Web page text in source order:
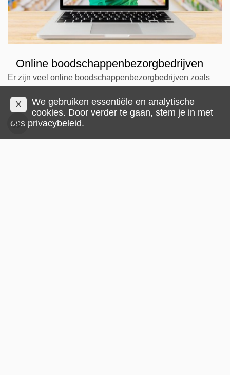
Online boodschappenbezorgbedrijven
Er zijn veel online boodschappenbezorgbedrijven zoals
Instacart is een van de meest populaire online
bezorgbedrijven voor boodschappen. Zij doen de
X
We gebruiken essentiële en analytische
cookies. Door verder te gaan, stem je in met
ons privacybeleid.